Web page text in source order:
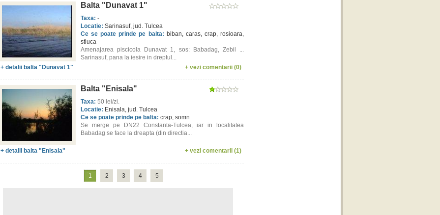
Balta "Dunavat 1"
Taxa: -
Locatie: Sarinasuf, jud. Tulcea
Ce se poate prinde pe balta: biban, caras, crap, rosioara,
stiuca
Amenajarea piscicola Dunavat 1, sos: Babadag, Zebil ...
Sarinasuf, pana la iesire in dreptul...
+ detalii balta "Dunavat 1"
+ vezi comentarii (0)
Balta "Enisala"
Taxa: 50 lei/zi.
Locatie: Enisala, jud. Tulcea
Ce se poate prinde pe balta: crap, somn
Se merge pe DN22 Constanta-Tulcea, iar in localitatea
Babadag se face la dreapta (din directia...
+ detalii balta "Enisala" + vezi comentarii (1)
1 2 3 4 5